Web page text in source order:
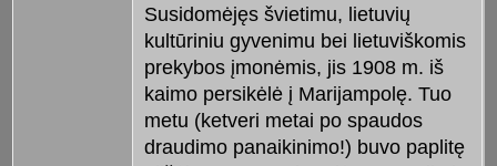
Susidomėjęs švietimu, lietuvių
kultūriniu gyvenimu bei lietuviškomis
prekybos įmonėmis, jis 1908 m. iš
kaimo persikėlė į Marijampolę. Tuo
metu (ketveri metai po spaudos
draudimo panaikinimo!) buvo paplitę